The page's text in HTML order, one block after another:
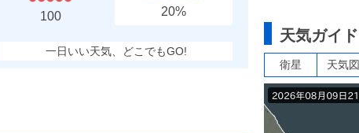
100
20%
一日いい天気、どこでもGO!
天気ガイド
衛星 天気図